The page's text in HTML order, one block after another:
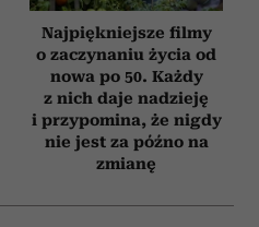
Najpiękniejsze filmy
o zaczynaniu życia od
nowa po 50. Każdy
z nich daje nadzieję
i przypomina, że nigdy
nie jest za późno na
zmianę